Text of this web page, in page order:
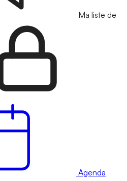
Ma liste de
Agenda